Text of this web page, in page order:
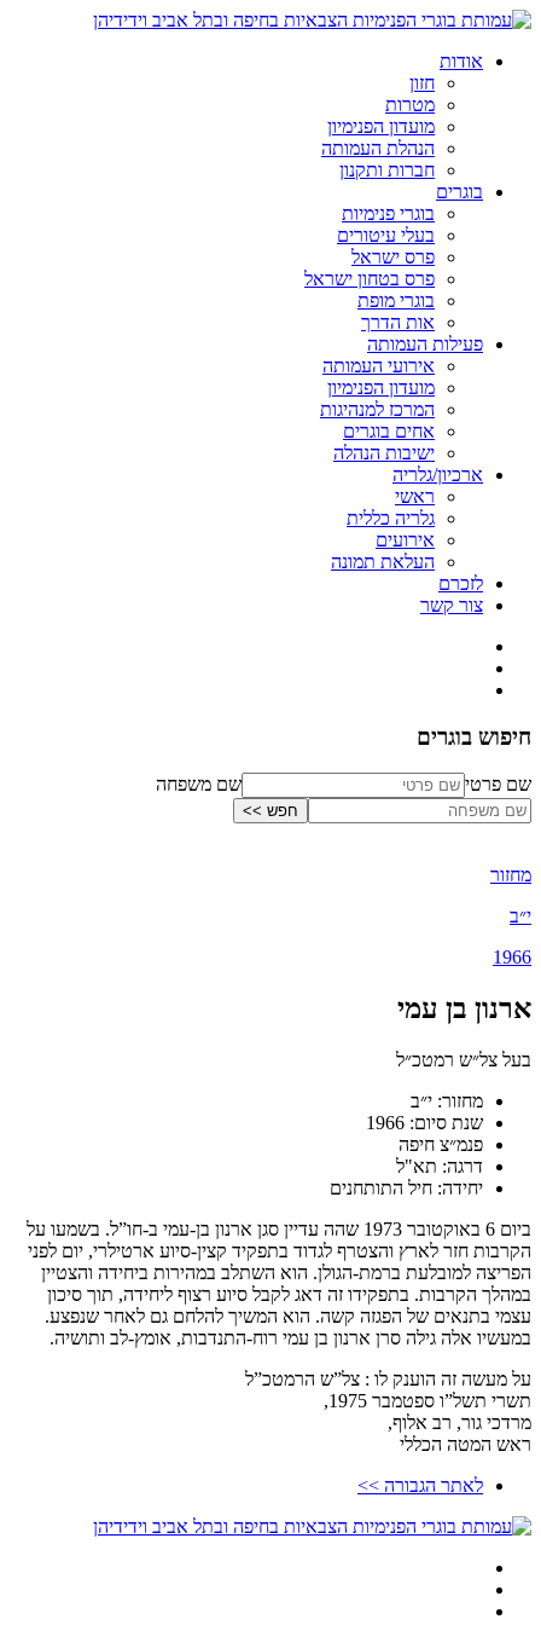
אודות
חזון
מטרות
מועדון הפנימיון
הנהלת העמותה
חברות ותקנון
בוגרים
בוגרי פנימיות
בעלי עיטורים
פרס ישראל
פרס בטחון ישראל
בוגרי מופת
אות הדרך
פעילות העמותה
אירועי העמותה
מועדון הפנימיון
המרכז למנהיגות
אחים בוגרים
ישיבות הנהלה
ארכיון/גלריה
ראשי
גלריה כללית
אירועים
העלאת תמונה
לזכרם
צור קשר
חיפוש בוגרים
שם פרטי שם משפחה
מחזור
י״ב
1966
ארנון בן עמי
בעל צל״ש רמטכ״ל
מחזור: י״ב
שנת סיום: 1966
פנמ״צ חיפה
דרגה: תא"ל
יחידה: חיל התותחנים
ביום 6 באוקטובר 1973 שהה עדיין סגן ארנון בן-עמי ב-חו”ל. בשמעו על
הקרבות חזר לארץ והצטרף לגדוד בתפקיד קצין-סיוע ארטילרי, יום לפני
הפריצה למובלעת ברמת-הגולן. הוא השתלב במהירות ביחידה והצטיין
במהלך הקרבות. בתפקידו זה דאג לקבל סיוע רצוף ליחידה, תוך סיכון
עצמי בתנאים של הפגזה קשה. הוא המשיך להלחם גם לאחר שנפצע.
במעשיו אלה גילה סרן ארנון בן עמי רוח-התנדבות, אומץ-לב ותושיה.
על מעשה זה הוענק לו : צל”ש הרמטכ”ל
תשרי תשל”ו ספטמבר 1975,
מרדכי גור, רב אלוף,
ראש המטה הכללי
לאתר הגבורה >>